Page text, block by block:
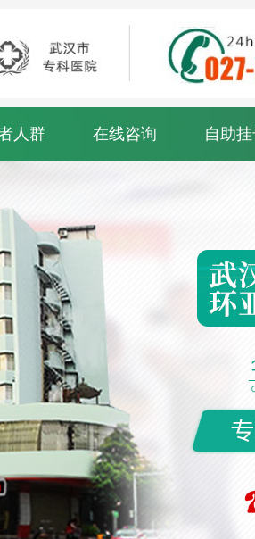
人群 在线咨询 自助